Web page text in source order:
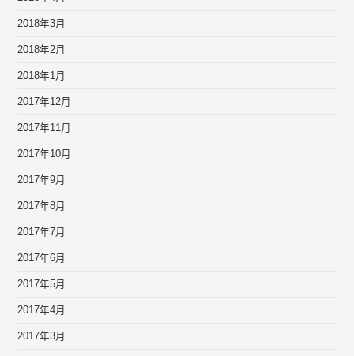
2018年3月
2018年2月
2018年1月
2017年12月
2017年11月
2017年10月
2017年9月
2017年8月
2017年7月
2017年6月
2017年5月
2017年4月
2017年3月